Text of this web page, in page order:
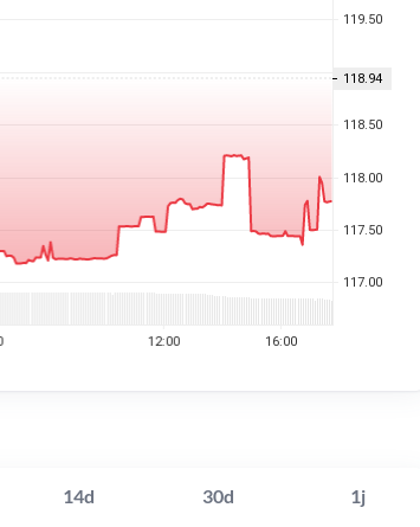
14d 30d
1j